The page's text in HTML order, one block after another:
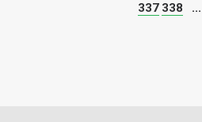
337 338 ...